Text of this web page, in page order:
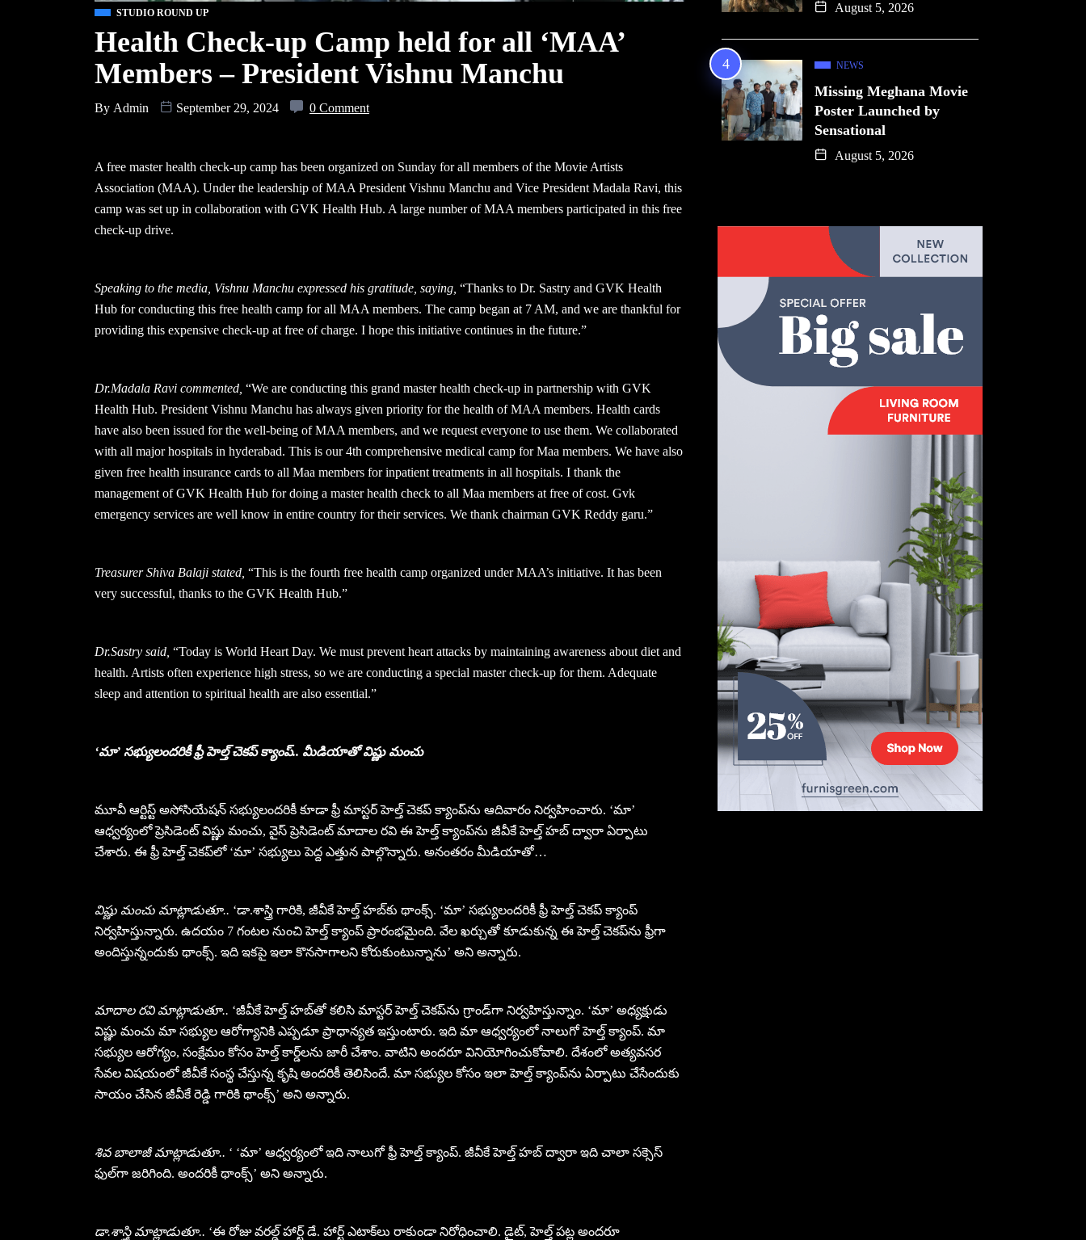
STUDIO ROUND UP
Health Check-up Camp held for all ‘MAA’
Members – President Vishnu Manchu
By Admin September 29, 2024 0 Comment
A free master health check-up camp has been organized on Sunday for all members of the Movie Artists
Association (MAA). Under the leadership of MAA President Vishnu Manchu and Vice President Madala Ravi, this
camp was set up in collaboration with GVK Health Hub. A large number of MAA members participated in this free
check-up drive.
Speaking to the media, Vishnu Manchu expressed his gratitude, saying, “Thanks to Dr. Sastry and GVK Health
Hub for conducting this free health camp for all MAA members. The camp began at 7 AM, and we are thankful for
providing this expensive check-up at free of charge. I hope this initiative continues in the future.”
Dr.Madala Ravi commented, “We are conducting this grand master health check-up in partnership with GVK
Health Hub. President Vishnu Manchu has always given priority for the health of MAA members. Health cards
have also been issued for the well-being of MAA members, and we request everyone to use them. We collaborated
with all major hospitals in hyderabad. This is our 4th comprehensive medical camp for Maa members. We have also
given free health insurance cards to all Maa members for inpatient treatments in all hospitals. I thank the
management of GVK Health Hub for doing a master health check to all Maa members at free of cost. Gvk
emergency services are well know in entire country for their services. We thank chairman GVK Reddy garu.”
Treasurer Shiva Balaji stated, “This is the fourth free health camp organized under MAA’s initiative. It has been
very successful, thanks to the GVK Health Hub.”
Dr.Sastry said, “Today is World Heart Day. We must prevent heart attacks by maintaining awareness about diet and
health. Artists often experience high stress, so we are conducting a special master check-up for them. Adequate
sleep and attention to spiritual health are also essential.”
‘మా’ సభ్యులందరికీ ఫ్రీ హెల్త్ చెకప్ క్యాంప్.. మీడియాతో విష్ణు మంచు
మూవీ ఆర్టిస్ట్ అసోసియేషన్ సభ్యులందరికీ కూడా ఫ్రీ మాస్టర్ హెల్త్ చెకప్ క్యాంప్‌ను ఆదివారం నిర్వహించారు. ‘మా’
ఆధ్వర్యంలో ప్రెసిడెంట్ విష్ణు మంచు, వైస్ ప్రెసిడెంట్ మాదాల రవి ఈ హెల్త్ క్యాంప్‌ను జీవీకే హెల్త్ హబ్ ద్వారా ఏర్పాటు
చేశారు. ఈ ఫ్రీ హెల్త్ చెకప్‌లో ‘మా’ సభ్యులు పెద్ద ఎత్తున పాల్గొన్నారు. అనంతరం మీడియాతో…
విష్ణు మంచు మాట్లాడుతూ.. ‘డా.శాస్త్రి గారికి, జీవీకే హెల్త్ హబ్‌కు థాంక్స్. ‘మా’ సభ్యులందరికీ ఫ్రీ హెల్త్ చెకప్ క్యాంప్
నిర్వహిస్తున్నారు. ఉదయం 7 గంటల నుంచి హెల్త్ క్యాంప్ ప్రారంభమైంది. వేల ఖర్చుతో కూడుకున్న ఈ హెల్త్ చెకప్‌ను ఫ్రీగా
అందిస్తున్నందుకు థాంక్స్. ఇది ఇకపై ఇలా కొనసాగాలని కోరుకుంటున్నాను’ అని అన్నారు.
మాదాల రవి మాట్లాడుతూ.. ‘జీవీకే హెల్త్ హబ్‌తో కలిసి మాస్టర్ హెల్త్ చెకప్‌ను గ్రాండ్‌గా నిర్వహిస్తున్నాం. ‘మా’ అధ్యక్షుడు
విష్ణు మంచు మా సభ్యుల ఆరోగ్యానికి ఎప్పడూ ప్రాధాన్యత ఇస్తుంటారు. ఇది మా ఆధ్వర్యంలో నాలుగో హెల్త్ క్యాంప్. మా
సభ్యుల ఆరోగ్యం, సంక్షేమం కోసం హెల్త్ కార్డ్‌లను జారీ చేశాం. వాటిని అందరూ వినియోగించుకోవాలి. దేశంలో అత్యవసర
సేవల విషయంలో జీవీకే సంస్థ చేస్తున్న కృషి అందరికీ తెలిసిందే. మా సభ్యుల కోసం ఇలా హెల్త్ క్యాంప్‌ను ఏర్పాటు చేసేందుకు
సాయం చేసిన జీవీకే రెడ్డి గారికి థాంక్స్’ అని అన్నారు.
శివ బాలాజీ మాట్లాడుతూ.. ‘ ‘మా’ ఆధ్వర్యంలో ఇది నాలుగో ఫ్రీ హెల్త్ క్యాంప్. జీవీకే హెల్త్ హబ్ ద్వారా ఇది చాలా సక్సెస్
ఫుల్‌గా జరిగింది. అందరికీ థాంక్స్’ అని అన్నారు.
డా.శాస్త్రి మాట్లాడుతూ.. ‘ఈ రోజు వరల్డ్ హార్ట్ డే. హార్ట్ ఎటాక్‌లు రాకుండా నిరోధించాలి. డైట్, హెల్త్ పట్ల అందరూ
August 5, 2026
NEWS
Missing Meghana Movie
Poster Launched by
Sensational
August 5, 2026